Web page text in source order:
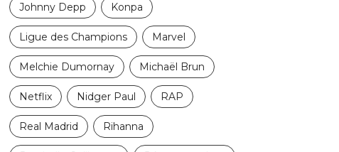
Johnny Depp Konpa
Ligue des Champions Marvel
Melchie Dumornay Michaël Brun
Netflix Nidger Paul RAP
Real Madrid Rihanna